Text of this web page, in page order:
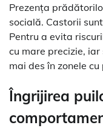
Prezența
socială. Castorii
Pentru a evita
cu mare precizie,
mai des în zonele
Îngrijirea